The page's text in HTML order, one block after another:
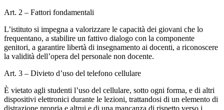
Art. 2 – Fattori fondamentali
L’istituto si impegna a valorizzare le capacità dei giovani che lo
frequentano, a stabilire un fattivo dialogo con la componente
genitori, a garantire libertà di insegnamento ai docenti, a riconoscere
la validità dell’opera del personale non docente.
Art. 3 – Divieto d’uso del telefono cellulare
È vietato agli studenti l’uso del cellulare, sotto ogni forma, e di altri
dispositivi elettronici durante le lezioni, trattandosi di un elemento di
distrazione propria e altrui e di una mancanza di rispetto verso i